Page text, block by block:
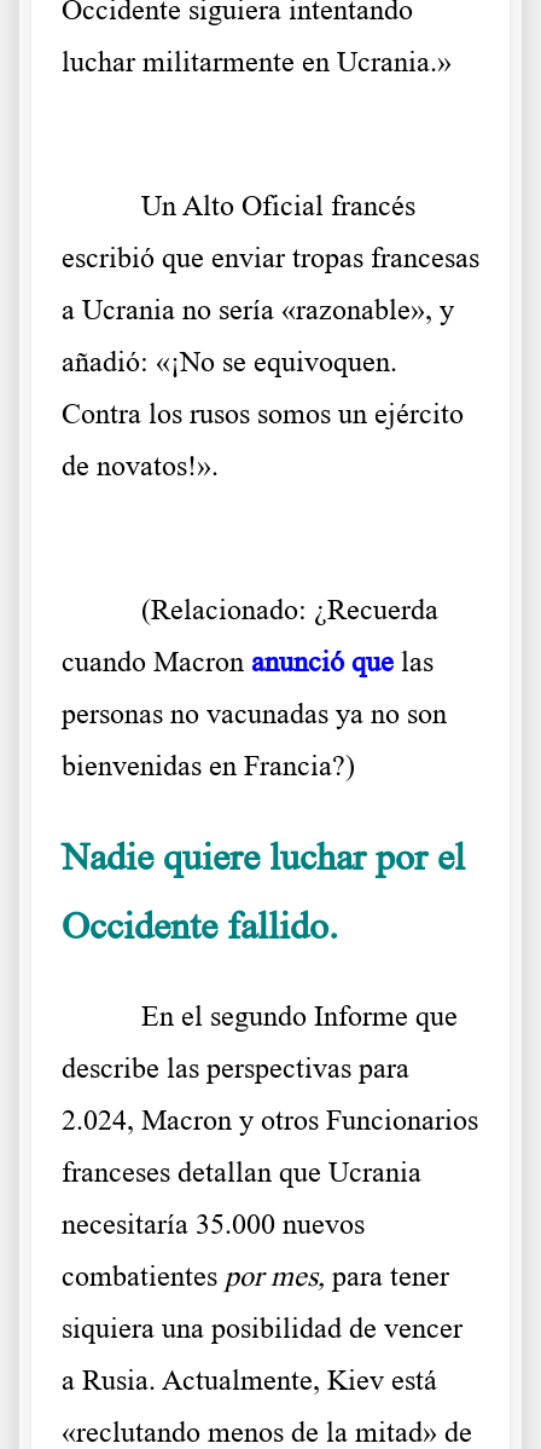
Occidente siguiera intentando
luchar militarmente en Ucrania.»
Un Alto Oficial francés
escribió que enviar tropas francesas
a Ucrania no sería «razonable», y
añadió: «¡No se equivoquen.
Contra los rusos somos un ejército
de novatos!».
(Relacionado: ¿Recuerda
cuando Macron anunció que las
personas no vacunadas ya no son
bienvenidas en Francia?)
Nadie quiere luchar por el
Occidente fallido.
En el segundo Informe que
describe las perspectivas para
2.024, Macron y otros Funcionarios
franceses detallan que Ucrania
necesitaría 35.000 nuevos
combatientes por mes, para tener
siquiera una posibilidad de vencer
a Rusia. Actualmente, Kiev está
«reclutando menos de la mitad» de